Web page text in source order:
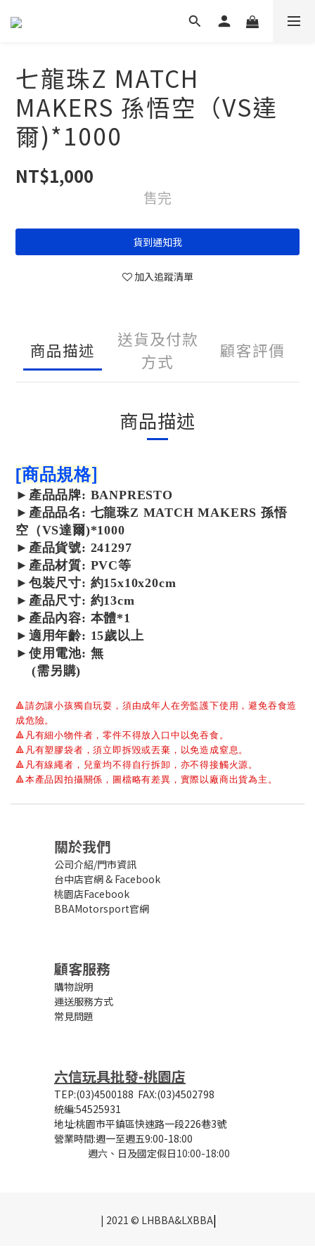
七龍珠Z MATCH
MAKERS 孫悟空（VS達
爾)*1000
NT$1,000
售完
貨到通知我
加入追蹤清單
商品描述
送貨及付款
方式
顧客評價
商品描述
[商品規格]
► 產品品牌: BANPRESTO
► 產品品名: 七龍珠Z MATCH MAKERS 孫悟
空（VS達爾)*1000
► 產品貨號: 241297
► 產品材質: PVC等
►包裝尺寸: 約15x10x20cm
►產品尺寸: 約13cm
►產品內容: 本體*1
► 適用年齡: 15歲以上
►使用電池: 無
(需另購)
🔺請勿讓小孩獨自玩耍，須由成年人在旁監護下使用，避免吞食造
成危險。
🔺 凡有細小物件者，零件不得放入口中以免吞食。
🔺 凡有塑膠袋者，須立即拆毀或丟棄，以免造成窒息。
🔺 凡有線繩者，兒童均不得自行拆卸，亦不得接觸火源。
🔺本產品因拍攝關係，圖檔略有差異，實際以廠商出貨為主。
關於我們
公司介紹/門市資訊
台中店官網& Facebook
桃園店Facebook
BBAMotorsport官網
顧客服務
購物說明
運送服務方式
常見問題
六信玩具批發-桃園店
TEP:(03)4500188 FAX:(03)4502798
統編:54525931
地址:桃園市平鎮區快速路一段226巷3號
營業時間:週一至週五9:00-18:00
週六、日及國定假日10:00-18:00
| 2021 © LHBBA&LXBBA|